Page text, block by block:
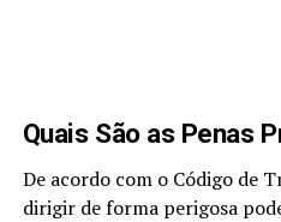
Quais São as Penas
De acordo com o Código de
dirigir de forma perigosa